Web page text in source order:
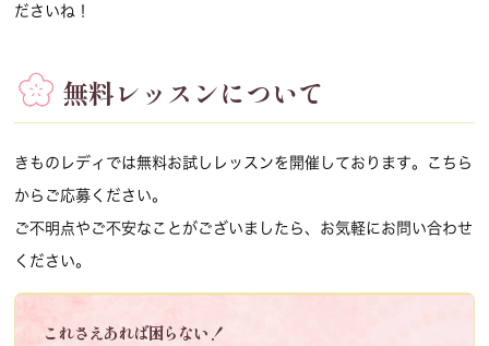
ださいね！
無料レッスンについて
きものレディでは無料お試しレッスンを開催しております。こちら
からご応募ください。
ご不明点やご不安なことがございましたら、お気軽にお問い合わせ
ください。
これさえあれば困らない！